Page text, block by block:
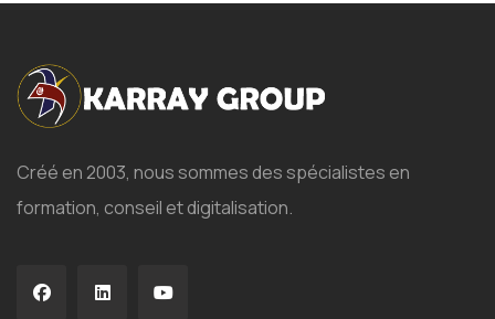
Créé en 2003, nous sommes des spécialistes en
formation, conseil et digitalisation.